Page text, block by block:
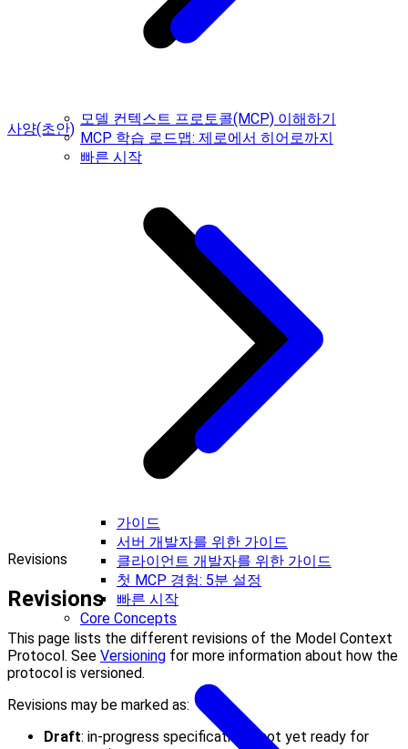
모델 컨텍스트 프로토콜(MCP) 이해하기
MCP 학습 로드맵: 제로에서 히어로까지
빠른 시작
가이드
서버 개발자를 위한 가이드
클라이언트 개발자를 위한 가이드
첫 MCP 경험: 5분 설정
빠른 시작
Core Concepts
사양(초안)
Revisions
Revisions
This page lists the different revisions of the Model Context
Protocol. See Versioning for more information about how the
protocol is versioned.
Revisions may be marked as:
Draft: in-progress specifications, not yet ready for